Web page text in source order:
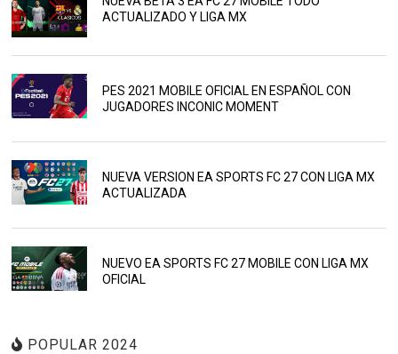
ACTUALIZADO Y LIGA MX
PES 2021 MOBILE OFICIAL EN ESPAÑOL CON
JUGADORES INCONIC MOMENT
NUEVA VERSION EA SPORTS FC 27 CON LIGA MX
ACTUALIZADA
NUEVO EA SPORTS FC 27 MOBILE CON LIGA MX
OFICIAL
POPULAR 2024